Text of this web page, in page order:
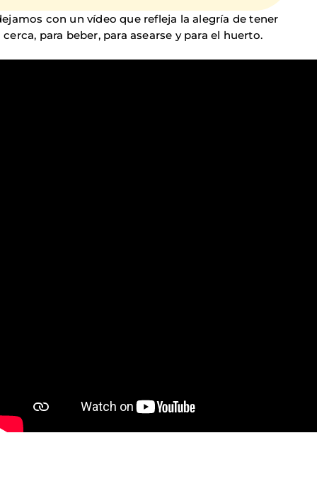
con un vídeo que refleja la alegría de tener
cerca, para beber, para asearse y para el huerto.